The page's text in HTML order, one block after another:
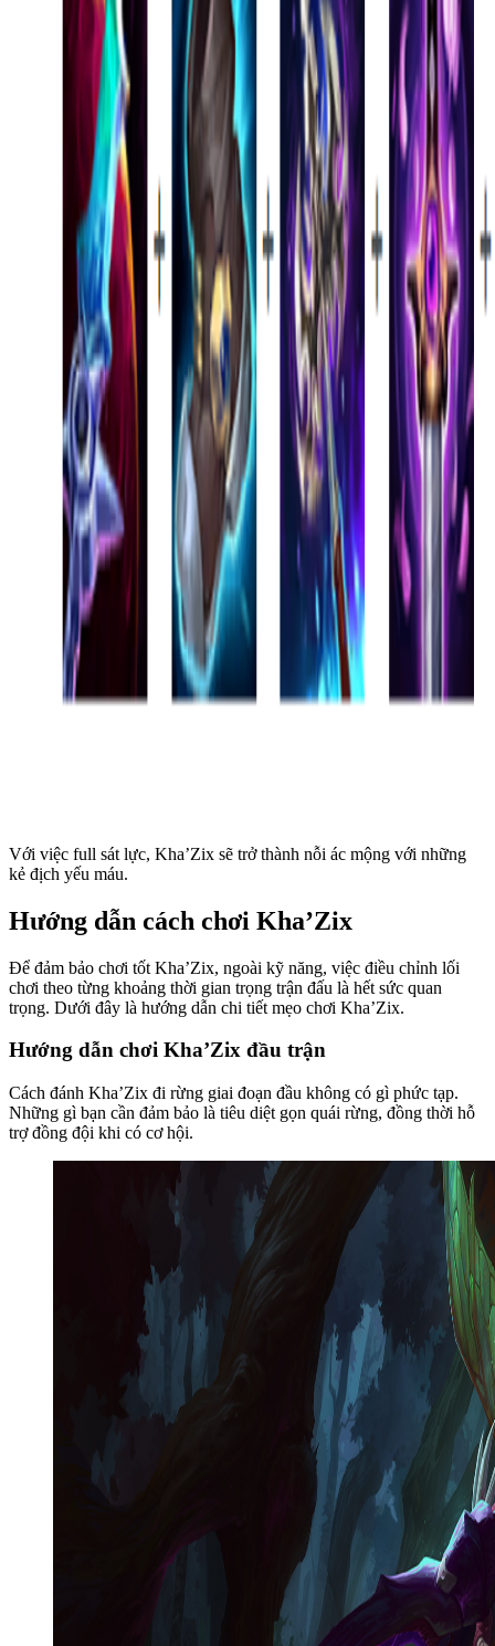
Với việc full sát lực, Kha’Zix sẽ trở thành nỗi ác mộng với những
kẻ địch yếu máu.
Hướng dẫn cách chơi Kha’Zix
Để đảm bảo chơi tốt Kha’Zix, ngoài kỹ năng, việc điều chỉnh lối
chơi theo từng khoảng thời gian trọng trận đấu là hết sức quan
trọng. Dưới đây là hướng dẫn chi tiết mẹo chơi Kha’Zix.
Hướng dẫn chơi Kha’Zix đầu trận
Cách đánh Kha’Zix đi rừng giai đoạn đầu không có gì phức tạp.
Những gì bạn cần đảm bảo là tiêu diệt gọn quái rừng, đồng thời hỗ
trợ đồng đội khi có cơ hội.